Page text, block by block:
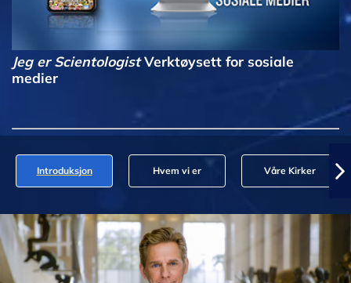
Jeg er ScientologistVerktøysett for sosiale
medier
Introduksjon Hvem vi er Våre Kirker